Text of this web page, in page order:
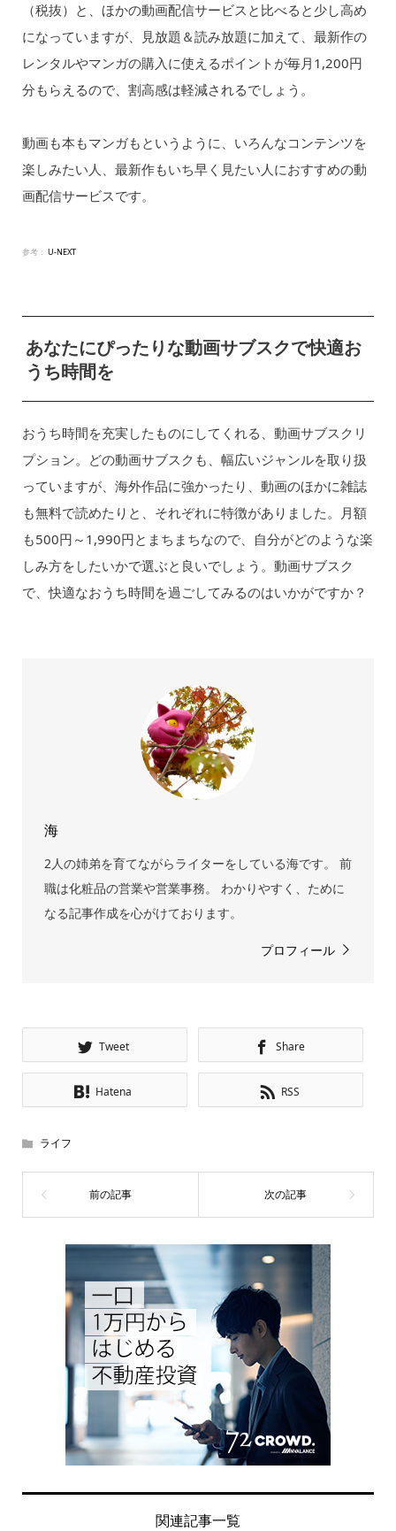
（税抜）と、ほかの動画配信サービスと比べると少し高め
になっていますが、見放題＆読み放題に加えて、最新作の
レンタルやマンガの購入に使えるポイントが毎月1,200円
分もらえるので、割高感は軽減されるでしょう。
動画も本もマンガもというように、いろんなコンテンツを
楽しみたい人、最新作もいち早く見たい人におすすめの動
画配信サービスです。
参考： U-NEXT
あなたにぴったりな動画サブスクで快適お
うち時間を
おうち時間を充実したものにしてくれる、動画サブスクリ
プション。どの動画サブスクも、幅広いジャンルを取り扱
っていますが、海外作品に強かったり、動画のほかに雑誌
も無料で読めたりと、それぞれに特徴がありました。月額
も500円～1,990円とまちまちなので、自分がどのような楽
しみ方をしたいかで選ぶと良いでしょう。動画サブスク
で、快適なおうち時間を過ごしてみるのはいかがですか？
海
2人の姉弟を育てながらライターをしている海です。 前
職は化粧品の営業や営業事務。 わかりやすく、ために
なる記事作成を心がけております。
プロフィール
Tweet Share
Hatena RSS
ライフ
関連記事一覧